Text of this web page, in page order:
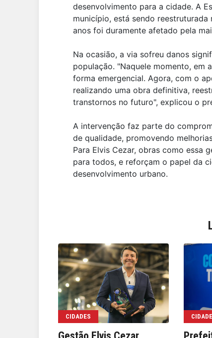
desenvolvimento para a cidade. A
município, está sendo
anos foi duramente afetado pela
Na ocasião, a via sofreu danos
população. "Naquele momento, em
forma emergencial. Agora, com o
realizando uma obra definitiva,
transtornos no futuro", explicou o
A intervenção faz parte do
de qualidade, promovendo
Para Elvis Cezar, obras como essa
para todos, e reforçam o papel da
desenvolvimento urbano.
CIDADES